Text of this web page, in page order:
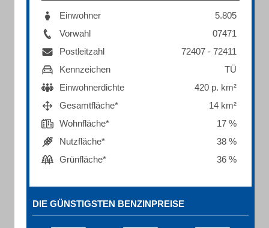
Einwohner
5.805
Vorwahl
07471
Postleitzahl
72407 - 72411
Kennzeichen
TÜ
Einwohnerdichte
420 p. km²
Gesamtfläche*
14 km²
Wohnfläche*
17 %
Nutzfläche*
38 %
Grünfläche*
36 %
DIE GÜNSTIGSTEN BENZINPREISE